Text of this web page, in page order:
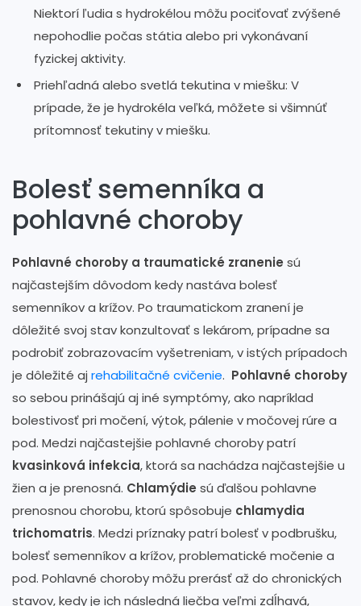
Niektorí ľudia s hydrokélou môžu pociťovať zvýšené
nepohodlie počas státia alebo pri vykonávaní
fyzickej aktivity.
Priehľadná alebo svetlá tekutina v miešku: V
prípade, že je hydrokéla veľká, môžete si všimnúť
prítomnosť tekutiny v miešku.
Bolesť semenníka a
pohlavné choroby
Pohlavné choroby a traumatické zranenie sú
najčastejším dôvodom kedy nastáva bolesť
semenníkov a krížov. Po traumatickom zranení je
dôležité svoj stav konzultovať s lekárom, prípadne sa
podrobiť zobrazovacím vyšetreniam, v istých prípadoch
je dôležité aj rehabilitačné cvičenie. Pohlavné choroby
so sebou prinášajú aj iné symptómy, ako napríklad
bolestivosť pri močení, výtok, pálenie v močovej rúre a
pod. Medzi najčastejšie pohlavné choroby patrí
kvasinková infekcia, ktorá sa nachádza najčastejšie u
žien a je prenosná. Chlamýdie sú ďalšou pohlavne
prenosnou chorobu, ktorú spôsobuje chlamydia
trichomatris. Medzi príznaky patrí bolesť v podbrušku,
bolesť semenníkov a krížov, problematické močenie a
pod. Pohlavné choroby môžu prerásť až do chronických
stavov, kedy je ich následná liečba veľmi zdĺhavá,